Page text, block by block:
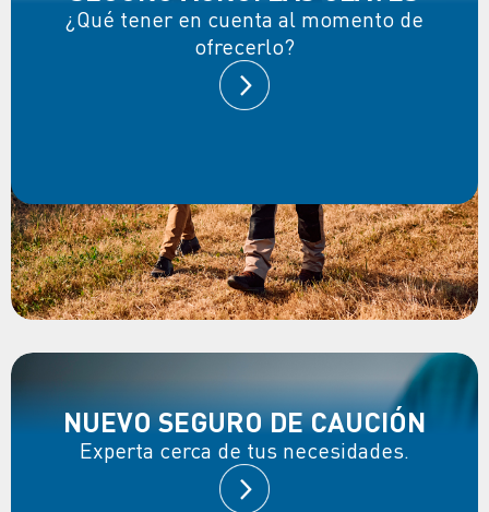
¿Qué tener en cuenta al momento de
ofrecerlo?
NUEVO SEGURO DE CAUCIÓN
Experta cerca de tus necesidades.